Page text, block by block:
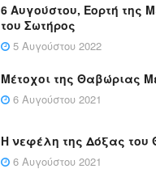
6 Αυγούστου, Εορτή της
του Σωτήρος
5 Αυγούστου 2022
Μέτοχοι της Θαβώριας
6 Αυγούστου 2021
Η νεφέλη της Δόξας του
6 Αυγούστου 2021